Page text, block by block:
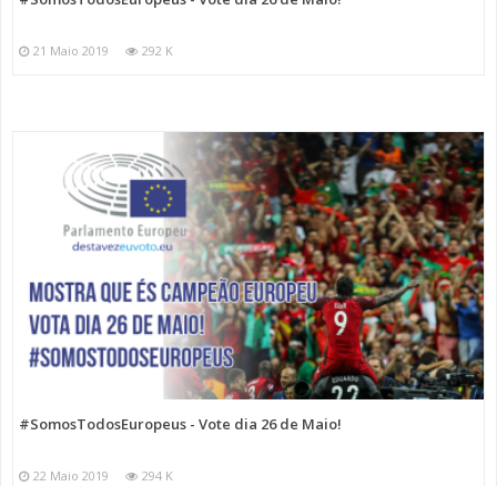
21 Maio 2019 292 K
#SomosTodosEuropeus - Vote dia 26 de Maio!
22 Maio 2019 294 K